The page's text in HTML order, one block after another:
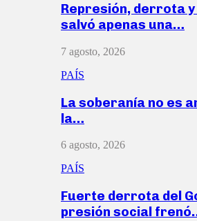
Represión, derrota
salvó apenas una…
7 agosto, 2026
PAÍS
La soberanía no es
la…
6 agosto, 2026
PAÍS
Fuerte derrota del
presión social